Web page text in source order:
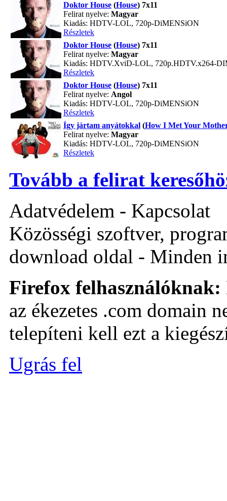
Doktor House (House) 7x11
Felirat nyelve: Magyar
Kiadás: HDTV-LOL, 720p-DiMENSiON
Részletek
Doktor House (House) 7x11
Felirat nyelve: Magyar
Kiadás: HDTV.XviD-LOL, 720p.HDTV.x264-
Részletek
Doktor House (House) 7x11
Felirat nyelve: Angol
Kiadás: HDTV-LOL, 720p-DiMENSiON
Részletek
Így jártam anyátokkal (How I Met Your
Felirat nyelve: Magyar
Kiadás: HDTV-LOL, 720p-DiMENSiON
Részletek
Tovább a felirat
Adatvédelem - Kapcsolat
Közösségi szoftver,
download oldal - Minden
Firefox felhasználóknak:
az ékezetes .com domain
telepíteni kell ezt a
Ugrás fel